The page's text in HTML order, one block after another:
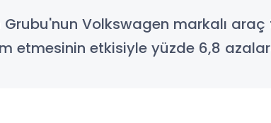
Volkswagen markalı araç
etmesinin etkisiyle yüzde 6,8